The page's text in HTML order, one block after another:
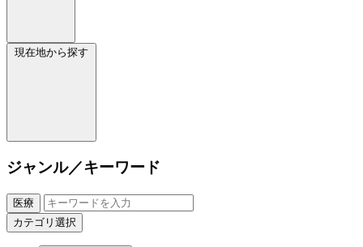
現在地から探す
ジャンル／キーワード
医療
カテゴリ選択